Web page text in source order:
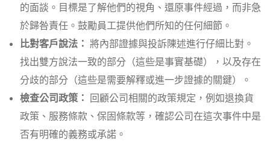
的面談。目標是了解他們的視角、還原事件經過，而非急
於歸咎責任。鼓勵員工提供他們所知的任何細節。
比對客戶說法： 將內部證據與投訴陳述進行仔細比對。
找出雙方說法一致的部分（這些是事實基礎），以及存在
分歧的部分（這些是需要解釋或進一步證據的關鍵）。
檢查公司政策： 回顧公司相關的政策規定，例如退換貨
政策、服務條款、保固條款等，確認公司在這次事件中是
否有明確的義務或承諾。